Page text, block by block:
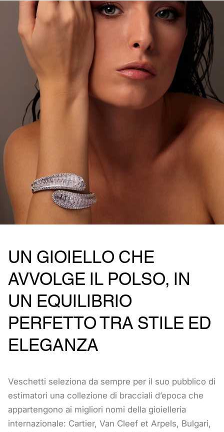
UN GIOIELLO CHE
AVVOLGE IL POLSO, IN
UN EQUILIBRIO
PERFETTO TRA STILE ED
ELEGANZA
Veschetti seleziona da sempre per il suo pubblico di
estimatori una collezione di bracciali d’epoca che
appartengono ai migliori nomi della gioielleria
internazionale: Cartier, Van Cleef et Arpels, Bulgari,